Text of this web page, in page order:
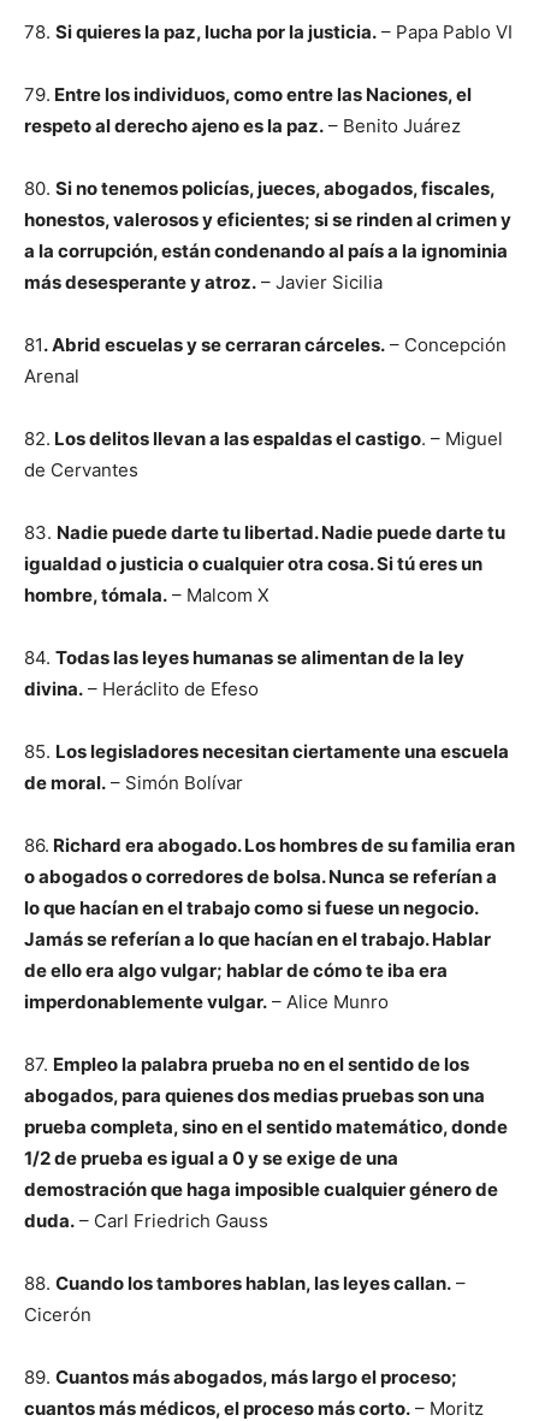
78. Si quieres la paz, lucha por la justicia. – Papa Pablo VI
79. Entre los individuos, como entre las Naciones, el
respeto al derecho ajeno es la paz. – Benito Juárez
80. Si no tenemos policías, jueces, abogados, fiscales,
honestos, valerosos y eficientes; si se rinden al crimen y
a la corrupción, están condenando al país a la ignominia
más desesperante y atroz. – Javier Sicilia
81. Abrid escuelas y se cerraran cárceles. – Concepción
Arenal
82. Los delitos llevan a las espaldas el castigo. – Miguel
de Cervantes
83. Nadie puede darte tu libertad. Nadie puede darte tu
igualdad o justicia o cualquier otra cosa. Si tú eres un
hombre, tómala. – Malcom X
84. Todas las leyes humanas se alimentan de la ley
divina. – Heráclito de Efeso
85. Los legisladores necesitan ciertamente una escuela
de moral. – Simón Bolívar
86. Richard era abogado. Los hombres de su familia eran
o abogados o corredores de bolsa. Nunca se referían a
lo que hacían en el trabajo como si fuese un negocio.
Jamás se referían a lo que hacían en el trabajo. Hablar
de ello era algo vulgar; hablar de cómo te iba era
imperdonablemente vulgar. – Alice Munro
87. Empleo la palabra prueba no en el sentido de los
abogados, para quienes dos medias pruebas son una
prueba completa, sino en el sentido matemático, donde
1/2 de prueba es igual a 0 y se exige de una
demostración que haga imposible cualquier género de
duda. – Carl Friedrich Gauss
88. Cuando los tambores hablan, las leyes callan. –
Cicerón
89. Cuantos más abogados, más largo el proceso;
cuantos más médicos, el proceso más corto. – Moritz